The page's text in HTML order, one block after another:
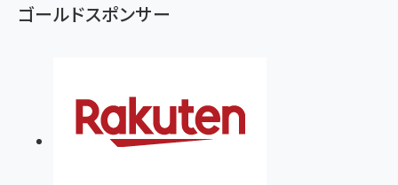
ゴールドスポンサー